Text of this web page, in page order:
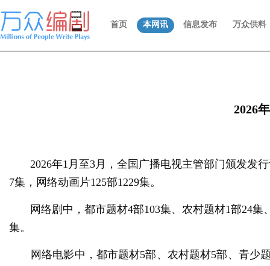
首页 本网讯 信息发布 万众供料
2026
2026年1月至3月，全国广播电视主管部门颁发发行
7集，网络动画片125部1229集。
网络剧中，都市题材4部103集、农村题材1部24
集。
网络电影中，都市题材5部、农村题材5部、青少